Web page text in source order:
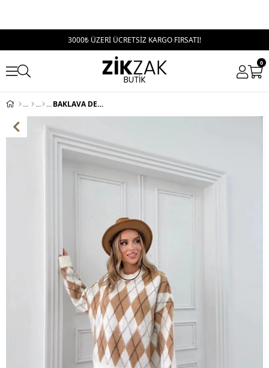
3000₺ ÜZERİ ÜCRETSİZ KARGO FIRSATI!
0
BAKLAVA DESEN OVERSİZE TRİKO KAZAK KREM